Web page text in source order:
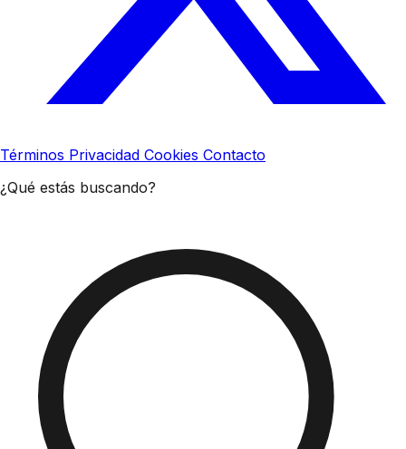
Términos Privacidad Cookies Contacto
¿Qué estás buscando?